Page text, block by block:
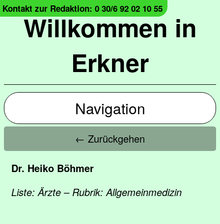
Willkommen in
Erkner
Kontakt zur Redaktion: 0 30/6 92 02 10 55
Navigation
← Zurückgehen
Dr. Heiko Böhmer
Liste: Ärzte – Rubrik: Allgemeinmedizin